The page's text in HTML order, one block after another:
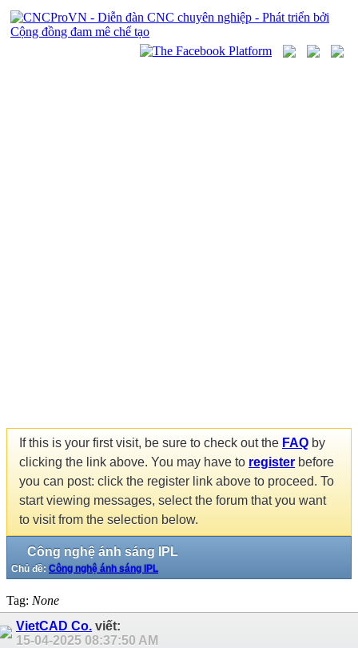
If this is your first visit, be sure to check out the FAQ by
clicking the link above. You may have to register before
you can post: click the register link above to proceed. To
start viewing messages, select the forum that you want
to visit from the selection below.
Công nghệ ánh sáng IPL
Chủ đề: Công nghệ ánh sáng IPL
Tag: None
VietCAD Co. viết:
15-04-2025 08:37:50 AM